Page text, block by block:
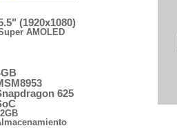
(1920x1080)
AMOLED
625